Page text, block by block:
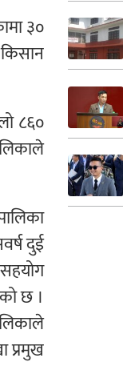
३०
८६०
दुई
छ ।
प्रमुख